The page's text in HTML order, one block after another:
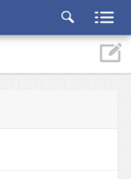
etu
p